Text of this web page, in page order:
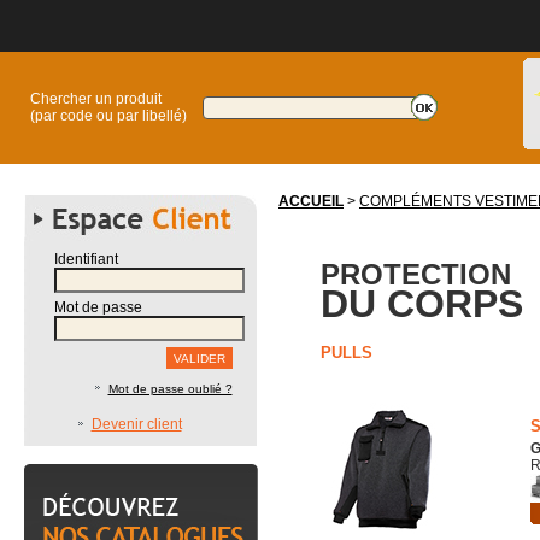
Chercher un produit
(par code ou par libellé)
Identifiant
Mot de passe
Mot de passe oublié ?
Devenir client
ACCUEIL > COMPLÉMENTS
PROTECTION
DU CORPS
PULLS